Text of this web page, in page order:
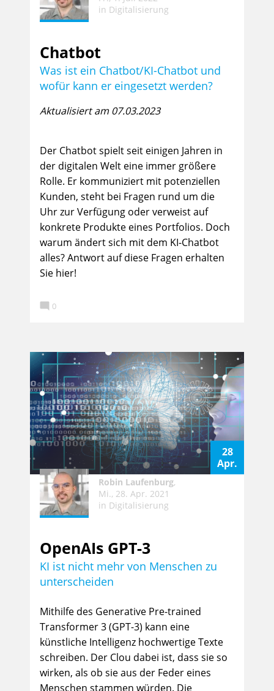
in Digitalisierung
Chatbot
Was ist ein Chatbot/KI-Chatbot und
wofür kann er eingesetzt werden?
Aktualisiert am 07.03.2023
Der Chatbot spielt seit einigen Jahren in
der digitalen Welt eine immer größere
Rolle. Er kommuniziert mit potenziellen
Kunden, steht bei Fragen rund um die
Uhr zur Verfügung oder verweist auf
konkrete Produkte eines Portfolios. Doch
warum ändert sich mit dem KI-Chatbot
alles? Antwort auf diese Fragen erhalten
Sie hier!
 0
28
Apr.
Robin Laufenburg,
Mi., 28. Apr. 2021
in Digitalisierung
OpenAIs GPT-3
KI ist nicht mehr von Menschen zu
unterscheiden
Mithilfe des Generative Pre-trained
Transformer 3 (GPT-3) kann eine
künstliche Intelligenz hochwertige Texte
schreiben. Der Clou dabei ist, dass sie so
wirken, als ob sie aus der Feder eines
Menschen stammen würden. Die